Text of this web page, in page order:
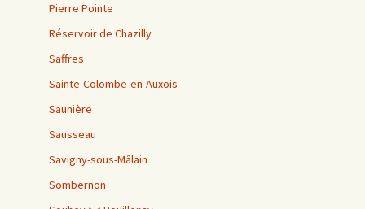
Pierre Pointe
Réservoir de Chazilly
Saffres
Sainte-Colombe-en-Auxois
Saunière
Sausseau
Savigny-sous-Mâlain
Sombernon